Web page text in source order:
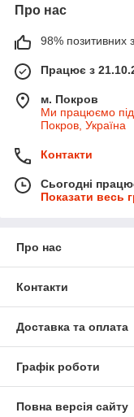
Про нас
98% позитивних з
Працює з
м. Покров
Ми працюємо під
Покров, Україна
Контакти
Сьогодні
Показати весь
Про нас
Контакти
Доставка та оплата
Графік роботи
Повна версія сайту